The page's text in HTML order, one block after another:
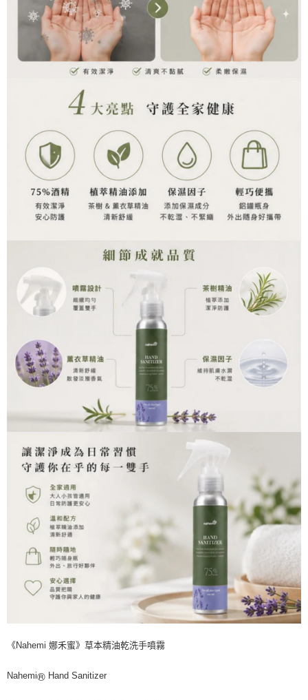
《Nahemi 娜禾蜜》草本精油乾洗手噴霧
Nahemi® Hand Sanitizer